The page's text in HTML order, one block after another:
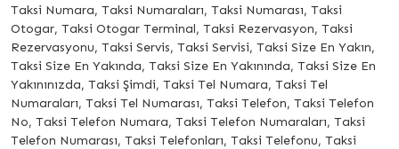
Taksi Numara, Taksi Numaraları, Taksi Numarası, Taksi
Otogar, Taksi Otogar Terminal, Taksi Rezervasyon, Taksi
Rezervasyonu, Taksi Servis, Taksi Servisi, Taksi Size En Yakın,
Taksi Size En Yakında, Taksi Size En Yakınında, Taksi Size En
Yakınınızda, Taksi Şimdi, Taksi Tel Numara, Taksi Tel
Numaraları, Taksi Tel Numarası, Taksi Telefon, Taksi Telefon
No, Taksi Telefon Numara, Taksi Telefon Numaraları, Taksi
Telefon Numarası, Taksi Telefonları, Taksi Telefonu, Taksi